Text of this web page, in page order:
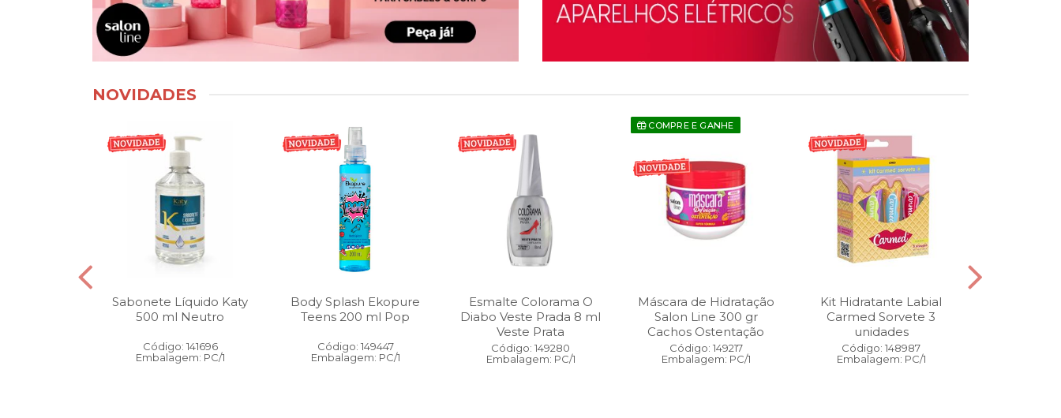
NOVIDADES
Sabonete Líquido Katy
500 ml Neutro
Código: 141696
Embalagem: PC/1
Body Splash Ekopure
Teens 200 ml Pop
Código: 149447
Embalagem: PC/1
Esmalte Colorama O
Diabo Veste Prada 8 ml
Veste Prata
Código: 149280
Embalagem: PC/1
COMPRE E GANHE
Máscara de Hidratação
Salon Line 300 gr
Cachos Ostentação
Código: 149217
Embalagem: PC/1
Kit Hidratante Labial
Carmed Sorvete 3
unidades
Código: 148987
Embalagem: PC/1